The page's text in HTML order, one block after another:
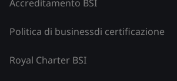
Accreditamento BSI
Politica di businessdi certificazione
Royal Charter BSI